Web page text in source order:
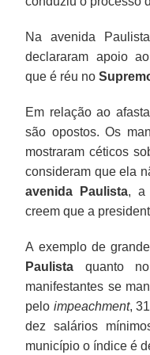
Na avenida
declararam apoio
que é réu no
Em relação ao
são opostos. Os
mostraram céticos
consideram que ela
avenida Paulista, a
creem que a
A exemplo de
Paulista quanto
manifestantes se
pelo impeachment,
dez salários
município o índice é